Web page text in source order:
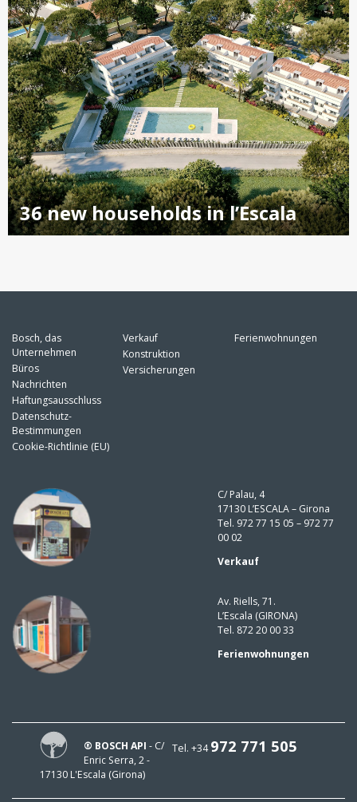
36 new households in l’Escala
Bosch, das
Unternehmen
Büros
Nachrichten
Haftungsausschluss
Datenschutz-
Bestimmungen
Cookie-Richtlinie (EU)
Verkauf
Konstruktion
Versicherungen
Ferienwohnungen
C/ Palau, 4
17130 L’ESCALA – Girona
Tel. 972 77 15 05 – 972 77
00 02
Verkauf
Av. Riells, 71.
L’Escala (GIRONA)
Tel. 872 20 00 33
Ferienwohnungen
Tel. +34972 771 505
® BOSCH API - C/
Enric Serra, 2 -
17130 L'Escala (Girona)